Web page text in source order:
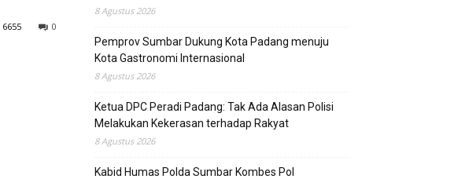
0
6655
8 Agustus 2026
Pemprov Sumbar Dukung Kota Padang menuju
Kota Gastronomi Internasional
8 Agustus 2026
Ketua DPC Peradi Padang: Tak Ada Alasan Polisi
Melakukan Kekerasan terhadap Rakyat
8 Agustus 2026
Kabid Humas Polda Sumbar Kombes Pol